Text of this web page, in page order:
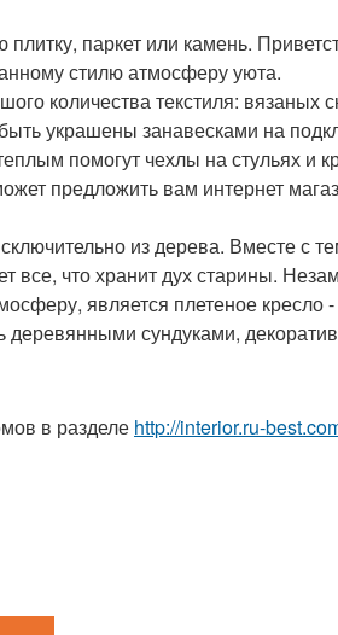
паркет или камень.
стилю атмосферу уюта.
количества текстиля: вязаных
украшены занавесками на
помогут чехлы на стульях и
предложить вам интернет
из дерева. Вместе с
все, что хранит дух старины.
является плетеное кресло -
деревянными сундуками,
в разделе http://interior.ru-